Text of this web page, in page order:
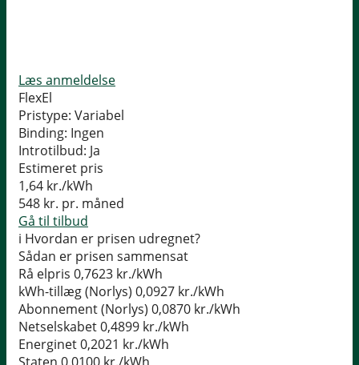
Læs anmeldelse
FlexEl
Pristype: Variabel
Binding: Ingen
Introtilbud: Ja
Estimeret pris
1,64 kr./kWh
548 kr. pr. måned
Gå til tilbud
i Hvordan er prisen udregnet?
Sådan er prisen sammensat
Rå elpris 0,7623 kr./kWh
kWh-tillæg (Norlys) 0,0927 kr./kWh
Abonnement (Norlys) 0,0870 kr./kWh
Netselskabet0,4899 kr./kWh
Energinet0,2021 kr./kWh